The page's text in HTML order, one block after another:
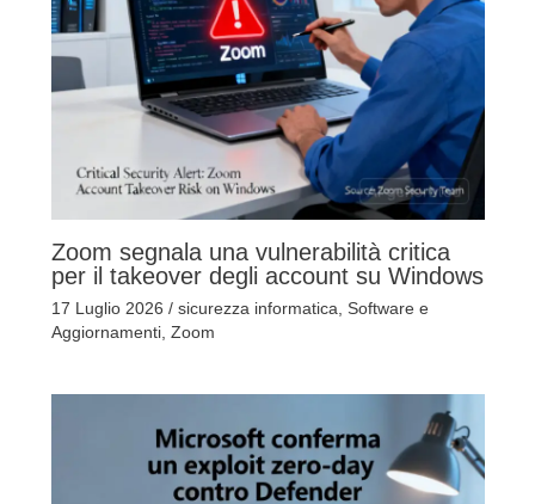
Zoom segnala una vulnerabilità critica
per il takeover degli account su Windows
17 Luglio 2026 / sicurezza informatica, Software e
Aggiornamenti, Zoom